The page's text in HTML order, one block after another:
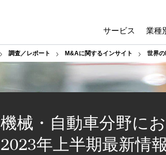
サービス 業種
調査／レポート M&Aに関するインサイト 世界
械・自動車分野に
年上半期最新情報